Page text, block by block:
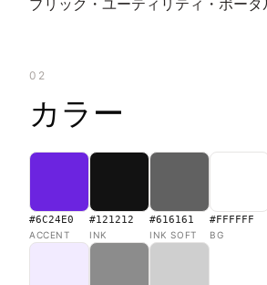
ブリック・ユーティリティ・ポータ
02
カラー
#6C24E0
ACCENT
#121212
INK
#616161
INK SOFT
#FFFFFF
BG